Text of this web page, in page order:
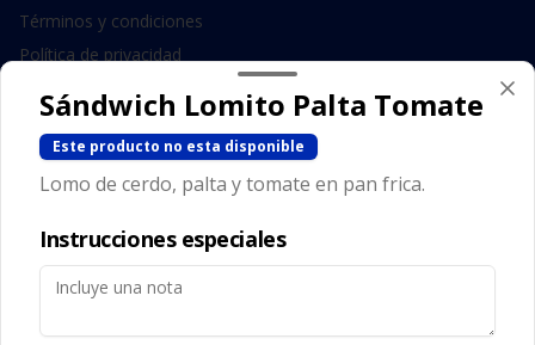
Términos y condiciones
Política de privacidad
Redes sociales
Instagram
Facebook
Mi cuenta
Sándwich Lomito Palta Tomate
Este producto no esta disponible
Lomo de cerdo, palta y tomate en pan frica.
Instrucciones especiales